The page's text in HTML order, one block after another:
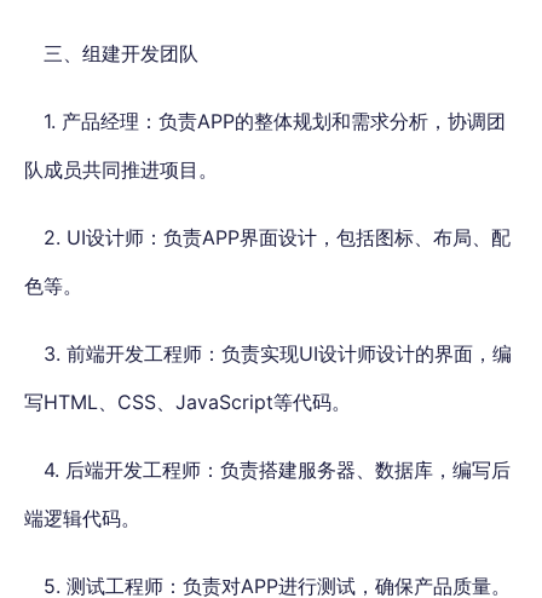
三、组建开发团队
1. 产品经理：负责APP的整体规划和需求分析，协调团
队成员共同推进项目。
2. UI设计师：负责APP界面设计，包括图标、布局、配
色等。
3. 前端开发工程师：负责实现UI设计师设计的界面，编
写HTML、CSS、JavaScript等代码。
4. 后端开发工程师：负责搭建服务器、数据库，编写后
端逻辑代码。
5. 测试工程师：负责对APP进行测试，确保产品质量。